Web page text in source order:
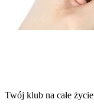
Twój klub na całe życie